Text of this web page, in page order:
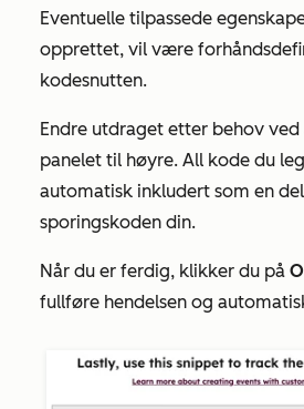
Eventuelle tilpassede
opprettet, vil være
kodesnutten.
Endre utdraget etter behov ved
panelet til høyre. All kode du
automatisk inkludert som en
sporingskoden din.
Når du er ferdig, klikker du på
fullføre hendelsen og